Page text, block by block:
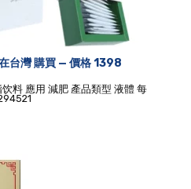
台灣 購買 — 價格 1398
料 應用 減肥 產品類型 液體 每